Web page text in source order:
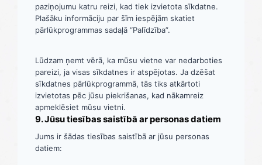
paziņojumu katru reizi, kad tiek izvietota sīkdatne.
Plašāku informāciju par šīm iespējām skatiet
pārlūkprogrammas sadaļā “Palīdzība”.
Lūdzam ņemt vērā, ka mūsu vietne var nedarboties
pareizi, ja visas sīkdatnes ir atspējotas. Ja dzēšat
sīkdatnes pārlūkprogrammā, tās tiks atkārtoti
izvietotas pēc jūsu piekrišanas, kad nākamreiz
apmeklēsiet mūsu vietni.
9. Jūsu tiesības saistībā ar personas datiem
Jums ir šādas tiesības saistībā ar jūsu personas
datiem: